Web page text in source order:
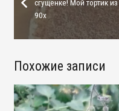
сгущенке! Мой тортик из
90х
Похожие записи